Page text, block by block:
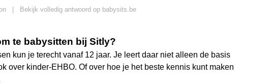
Bekijk volledig antwoord op babysits.be
te babysitten bij Sitly?
kun je terecht vanaf 12 jaar. Je leert daar niet alleen de basis
over kinder-EHBO. Of over hoe je het beste kennis kunt maken